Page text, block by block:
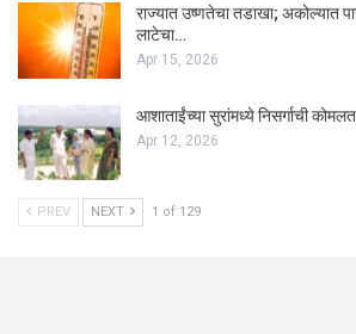
राज्यात उष्णतेचा तडाखा; अकोल्यात
लाटेचा…
Apr 15, 2026
आशाताईंच्या सुरांमध्ये निसर्गाची
Apr 12, 2026
PREV NEXT 1 of 129